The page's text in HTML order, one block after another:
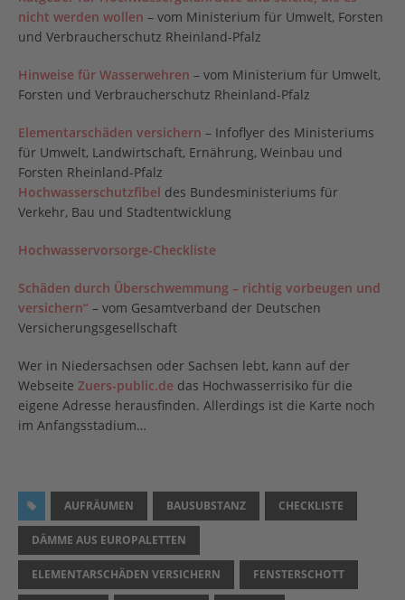
nicht werden wollen – vom Ministerium für Umwelt, Forsten
und Verbraucherschutz Rheinland-Pfalz
Hinweise für Wasserwehren – vom Ministerium für Umwelt,
Forsten und Verbraucherschutz Rheinland-Pfalz
Elementarschäden versichern – Infoflyer des Ministeriums
für Umwelt, Landwirtschaft, Ernährung, Weinbau und
Forsten Rheinland-Pfalz
Hochwasserschutzfibel des Bundesministeriums für
Verkehr, Bau und Stadtentwicklung
Hochwasservorsorge-Checkliste
Schäden durch Überschwemmung – richtig vorbeugen und
versichern“ – vom Gesamtverband der Deutschen
Versicherungsgesellschaft
Wer in Niedersachsen oder Sachsen lebt, kann auf der
Webseite Zuers-public.de das Hochwasserrisiko für die
eigene Adresse herausfinden. Allerdings ist die Karte noch
im Anfangsstadium…
AUFRÄUMEN BAUSUBSTANZ CHECKLISTE
DÄMME AUS EUROPALETTEN
ELEMENTARSCHÄDEN VERSICHERN FENSTERSCHOTT